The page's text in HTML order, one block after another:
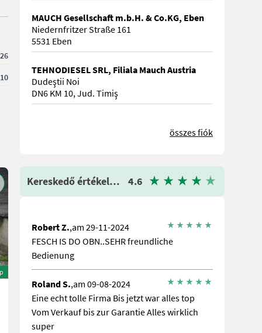
26
10
MAUCH Gesellschaft m.b.H. & Co.KG, Eben
Niedernfritzer Straße 161
5531 Eben
TEHNODIESEL SRL, Filiala Mauch Austria
Dudeştii Noi
DN6 KM 10, Jud. Timiş
összes fiók
Kereskedő értékelése 4.6
Robert Z.,am 29-11-2024
FESCH IS DO OBN..SEHR freundliche
Bedienung
Roland S.,am 09-08-2024
Eine echt tolle Firma Bis jetzt war alles top
Vom Verkauf bis zur Garantie Alles wirklich
super